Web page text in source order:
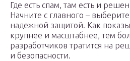
Где есть спам, там есть и
Начните с главного –
надежной защитой. Как
крупнее и масштабнее, тем
разработчиков тратится на
и безопасности.